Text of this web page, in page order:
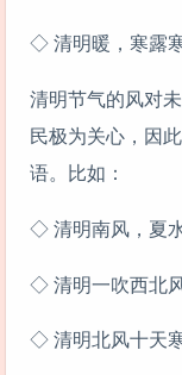
◇ 清明暖，寒露寒
清明节气的风对
民极为关心，因
语。比如：
◇ 清明南风，夏
◇ 清明一吹西北
◇ 清明北风十天